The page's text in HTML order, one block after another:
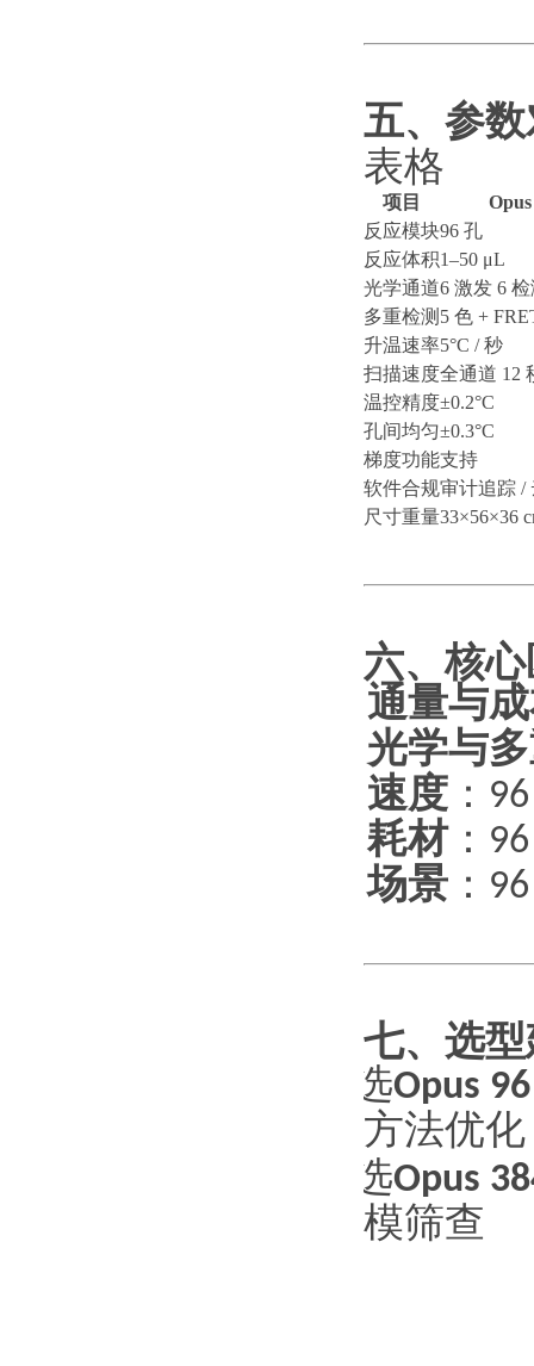
五、参
表格
项目
反应模块96 孔
反应体积1–50 μL
光学通道6 激发 6
多重检测 5 色 +
升温速率5°C / 秒
扫描速度全通道 12
温控精度±0.2°C
孔间均匀±0.3°C
梯度功能支持
软件合规审计追踪 /
尺寸重量33×56×36
六、核
通量与
光学与
速度 ：
耗材：
5.场景 ：
七、选
选Opus 96
方法优化
选Opus
模筛查